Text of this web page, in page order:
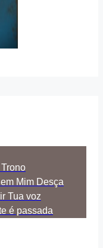
Mim Desça
Tua voz
é passada